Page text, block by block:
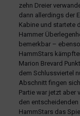
zehn Dreier
dann allerdings der
Kabine und startete
Hammer
bemerkbar –
HammStars
Marion Brevard
dem Schlussviertel
Abschnitt fingen
Partie war jetzt aber
den
HammStars das